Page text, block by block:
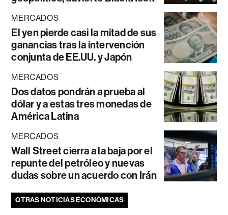
MERCADOS
El yen pierde casi la mitad de sus
ganancias tras la intervención
conjunta de EE.UU. y Japón
MERCADOS
Dos datos pondrán a prueba al
dólar y a estas tres monedas de
América Latina
MERCADOS
Wall Street cierra a la baja por el
repunte del petróleo y nuevas
dudas sobre un acuerdo con Irán
OTRAS NOTICIAS ECONÓMICAS